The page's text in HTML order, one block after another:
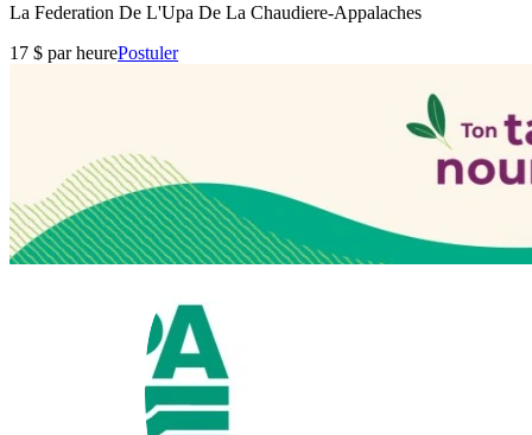
La Federation De L'Upa De La Chaudiere-Appalaches
17 $ par heurePostuler